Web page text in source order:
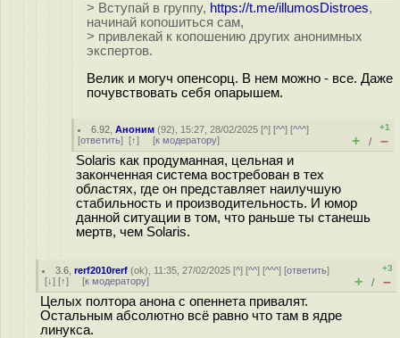
> Вступай в группу, https://t.me/illumosDistroes,
начинай копошиться сам,
> привлекай к копошению других анонимных
экспертов.
Велик и могуч опенсорц. В нем можно - все. Даже
почувствовать себя опарышем.
6.92 ,Аноним (92), 15:27, 28/02/2025 [^] [^^] [^^^]
[ответить] [↑] [к модератору]
+1
+ / –
Solaris как продуманная, цельная и
законченная система востребован в тех
областях, где он представляет наилучшую
стабильность и производительность. И юмор
данной ситуации в том, что раньше ты станешь
мертв, чем Solaris.
3.6 ,rerf2010rerf (ok), 11:35, 27/02/2025 [^] [^^] [^^^] [ответить]
[↓] [↑] [к модератору]
+3
+ / –
Целых полтора анона с опеннета привалят.
Остальным абсолютно всё равно что там в ядре
линукса.